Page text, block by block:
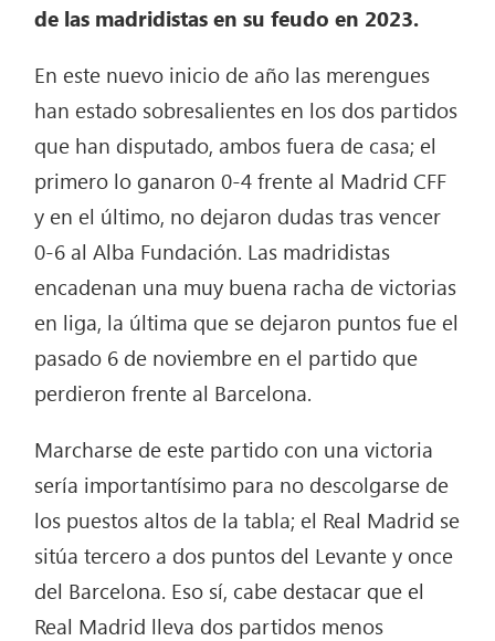
de las madridistas en su feudo en 2023.
En este nuevo inicio de año las merengues
han estado sobresalientes en los dos partidos
que han disputado, ambos fuera de casa; el
primero lo ganaron 0-4 frente al Madrid CFF
y en el último, no dejaron dudas tras vencer
0-6 al Alba Fundación. Las madridistas
encadenan una muy buena racha de victorias
en liga, la última que se dejaron puntos fue el
pasado 6 de noviembre en el partido que
perdieron frente al Barcelona.
Marcharse de este partido con una victoria
sería importantísimo para no descolgarse de
los puestos altos de la tabla; el Real Madrid se
sitúa tercero a dos puntos del Levante y once
del Barcelona. Eso sí, cabe destacar que el
Real Madrid lleva dos partidos menos